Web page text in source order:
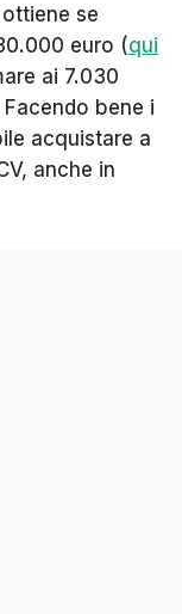
se
euro (qui
ai 7.030
bene i
acquistare a
anche in